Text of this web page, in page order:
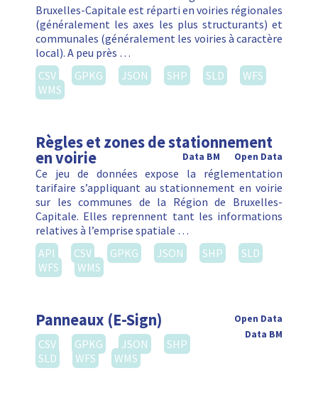
Bruxelles-Capitale est réparti en voiries régionales
(généralement les axes les plus structurants) et
communales (généralement les voiries à caractère
local). A peu près …
CSV
GPKG JSON SHP SLD
WFS
WMS
Règles et zones de stationnement
en voirie Open Data
Data BM
Ce jeu de données expose la réglementation
tarifaire s’appliquant au stationnement en voirie
sur les communes de la Région de Bruxelles-
Capitale. Elles reprennent tant les informations
relatives à l’emprise spatiale …
API
CSV GPKG JSON SHP
SLD
WFS
WMS
Panneaux (E-Sign)
Open Data
Data BM
CSV GPKG JSON
SHP
SLD
WFS WMS